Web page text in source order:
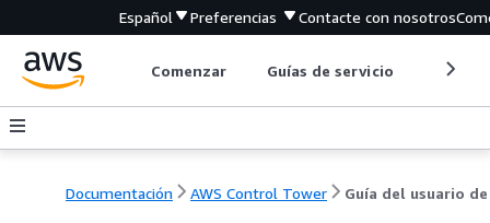
Español Preferencias Contacte con nosotros
Comenzar Guías de servicio
Documentación AWS Control Tower Guía del usuario de